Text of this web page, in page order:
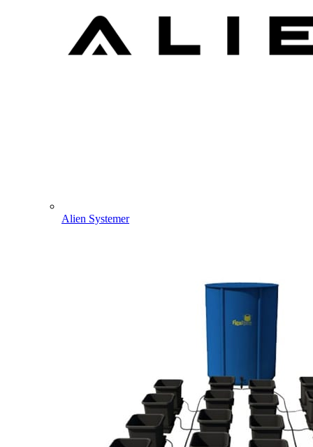
Alien Systemer